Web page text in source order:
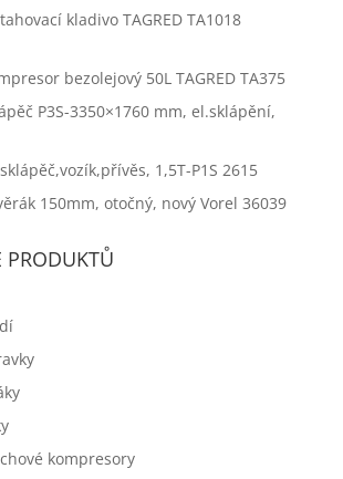
kladivo TAGRED TA1018
bezolejový 50L TAGRED TA375
P3S-3350×1760 mm, el.sklápění,
1,5T-P1S 2615
150mm, otočný, nový Vorel 36039
PRODUKTŮ
kompresory